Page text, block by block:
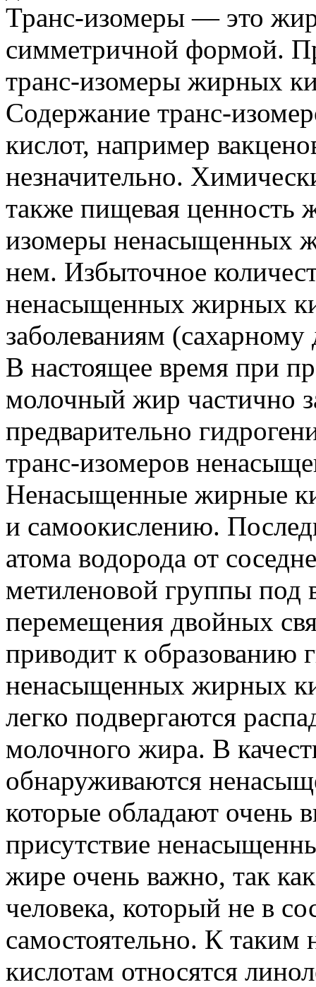
Транс-изомеры — это
симметричной формой.
транс-изомеры жирных
Содержание транс-
кислот, например
незначительно.
также пищевая ценность
изомеры ненасыщенных
нем. Избыточное
ненасыщенных жирных
заболеваниям (сахарному
В настоящее время при
молочный жир частично
предварительно
транс-изомеров
Ненасыщенные жирные
и самоокислению.
атома водорода от
метиленовой группы под
перемещения двойных
приводит к образованию
ненасыщенных жирных
легко подвергаются
молочного жира. В
обнаруживаются
которые обладают очень
присутствие
жире очень важно, так
человека, который не в
самостоятельно. К
кислотам относятся